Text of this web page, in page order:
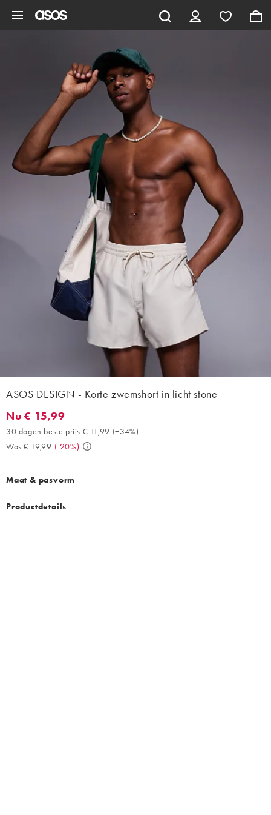
ASOS DESIGN - Korte zwemshort in licht stone
Nu € 15,99. 30 dagen beste prijs € 11,99 (+34%). Was € 19,99.
Nu € 15,99
30 dagen beste prijs € 11,99 (+34%)
Was € 19,99 (-20%)
Maat & pasvorm
Productdetails